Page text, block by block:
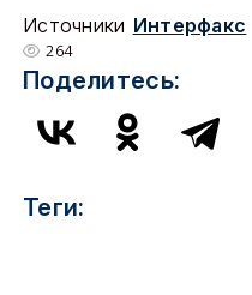
Источники Интерфакс
264
Поделитесь:
Теги: